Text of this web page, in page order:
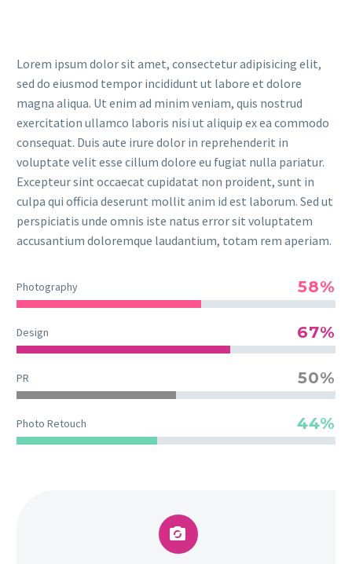
Lorem ipsum dolor sit amet, consectetur adipisicing elit,
sed do eiusmod tempor incididunt ut labore et dolore
magna aliqua. Ut enim ad minim veniam, quis nostrud
exercitation ullamco laboris nisi ut aliquip ex ea commodo
consequat. Duis aute irure dolor in reprehenderit in
voluptate velit esse cillum dolore eu fugiat nulla pariatur.
Excepteur sint occaecat cupidatat non proident, sunt in
culpa qui officia deserunt mollit anim id est laborum. Sed ut
perspiciatis unde omnis iste natus error sit voluptatem
accusantium doloremque laudantium, totam rem aperiam.
Photography 58%
Design 67%
PR 50%
Photo Retouch 44%

